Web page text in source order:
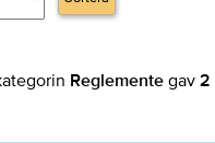
Reglemente gav2